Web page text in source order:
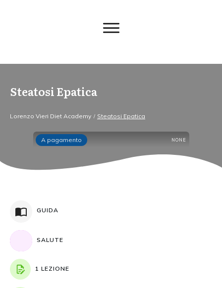
Steatosi Epatica
Lorenzo Vieri Diet Academy / Steatosi Epatica
A pagamento NONE
GUIDA
SALUTE
1 LEZIONE